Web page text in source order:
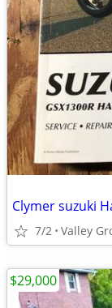
Clymer suzuki
7/2 Valley
$29,000